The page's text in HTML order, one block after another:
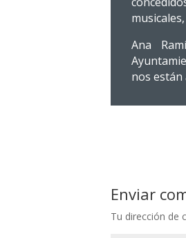
Ana
nos están
Enviar
Tu dirección de